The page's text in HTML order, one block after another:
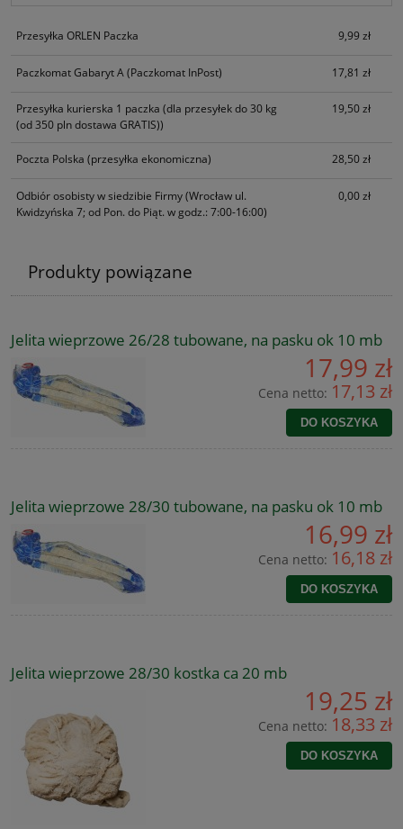
Przesyłka ORLEN Paczka 9,99 zł
Paczkomat Gabaryt A(Paczkomat InPost) 17,81 zł
Przesyłka kurierska 1 paczka (dla przesyłek do 30 kg
(od 350 pln dostawa GRATIS))
19,50 zł
Poczta Polska (przesyłka ekonomiczna) 28,50 zł
Odbiór osobisty w siedzibie Firmy(Wrocław ul.
Kwidzyńska 7; od Pon. do Piąt. w godz.: 7:00-16:00)
0,00 zł
Produkty powiązane
Jelita wieprzowe 26/28 tubowane, na pasku ok 10 mb
17,99 zł
Cena netto: 17,13 zł
DO KOSZYKA
Jelita wieprzowe 28/30 tubowane, na pasku ok 10 mb
16,99 zł
Cena netto: 16,18 zł
DO KOSZYKA
Jelita wieprzowe 28/30 kostka ca 20 mb
19,25 zł
Cena netto: 18,33 zł
DO KOSZYKA